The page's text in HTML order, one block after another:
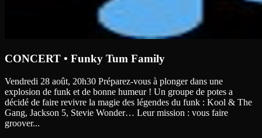
CONCERT • Funky Tum Family
Vendredi 28 août, 20h30 Préparez-vous à plonger dans une
explosion de funk et de bonne humeur ! Un groupe de potes a
décidé de faire revivre la magie des légendes du funk : Kool & The
Gang, Jackson 5, Stevie Wonder… Leur mission : vous faire
groover...